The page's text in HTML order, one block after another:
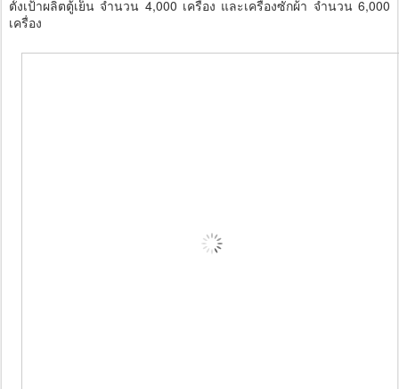
ตั้งเป้าผลิตตู้เย็น จำนวน 4,000 เครื่อง และเครื่องซักผ้า จำนวน 6,000
เครื่อง